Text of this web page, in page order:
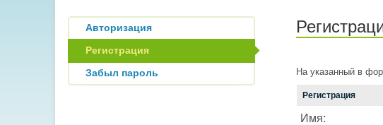
Авторизация
Регистрация
Забыл пароль
На указанный в
Регистрация
Имя: